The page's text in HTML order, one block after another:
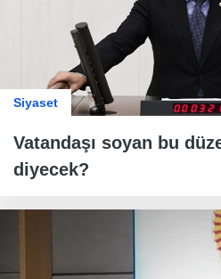
Siyaset
Vatandaşı soyan bu
diyecek?